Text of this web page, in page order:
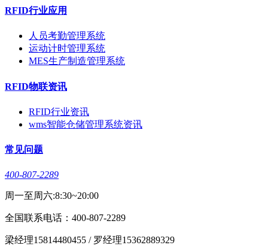
RFID行业应用
人员考勤管理系统
运动计时管理系统
MES生产制造管理系统
RFID物联资讯
RFID行业资讯
wms智能仓储管理系统资讯
常见问题
400-807-2289
周一至周六:8:30~20:00
全国联系电话：400-807-2289
梁经理15814480455 / 罗经理15362889329